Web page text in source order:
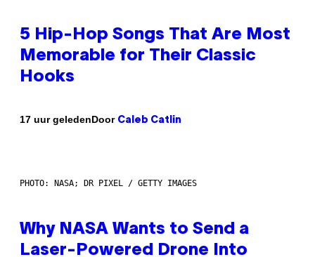
5 Hip-Hop Songs That Are Most
Memorable for Their Classic
Hooks
17 uur geledenDoor Caleb Catlin
PHOTO: NASA; DR PIXEL / GETTY IMAGES
Why NASA Wants to Send a
Laser-Powered Drone Into